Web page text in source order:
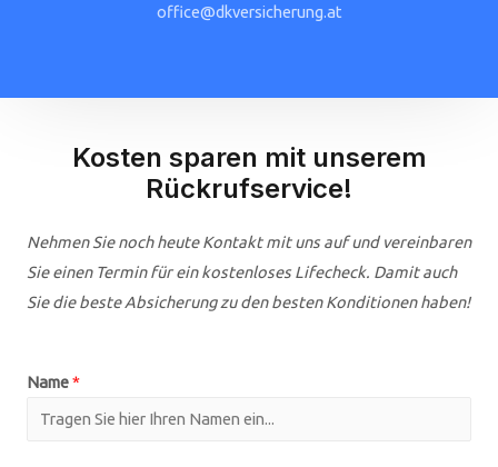
office@dkversicherung.at
Kosten sparen mit unserem
Rückrufservice!
Nehmen Sie noch heute Kontakt mit uns auf und vereinbaren
Sie einen Termin für ein kostenloses Lifecheck. Damit auch
Sie die beste Absicherung zu den besten Konditionen haben!
Name*